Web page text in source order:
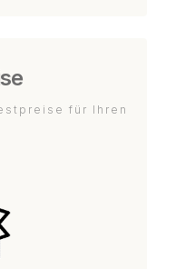
für Ihren